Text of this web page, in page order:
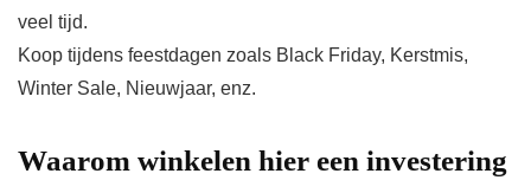
veel tijd.
Koop tijdens feestdagen zoals Black Friday, Kerstmis,
Winter Sale, Nieuwjaar, enz.
Waarom winkelen hier een investering